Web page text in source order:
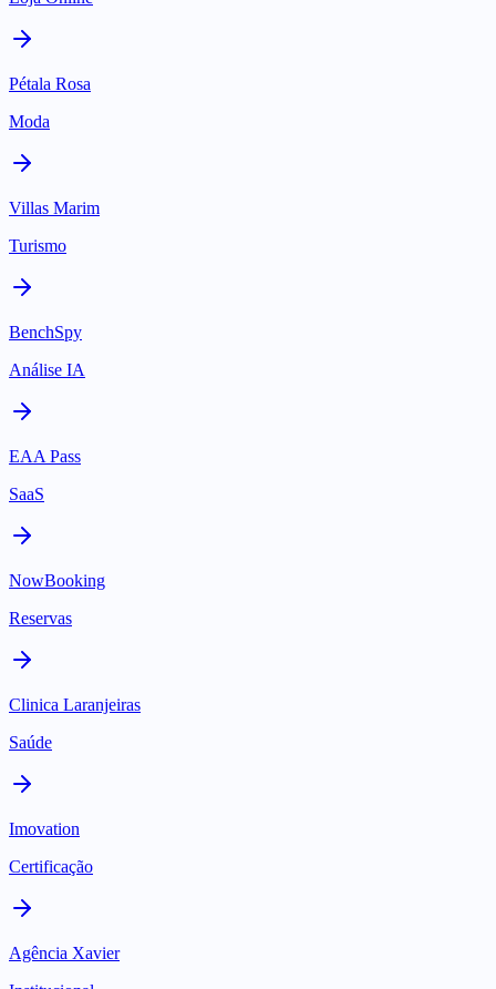
Pétala Rosa
Moda
Villas Marim
Turismo
BenchSpy
Análise IA
EAA Pass
SaaS
NowBooking
Reservas
Clinica Laranjeiras
Saúde
Imovation
Certificação
Agência Xavier